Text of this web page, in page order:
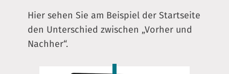
Hier sehen Sie am Beispiel der Startseite
den Unterschied zwischen „Vorher und
Nachher“.